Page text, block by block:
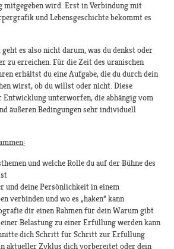
mitgegeben wird. Erst in Verbindung mit
und Lebensgeschichte bekommt es
es also nicht darum, was du denkst oder
zu erreichen. Für die Zeit des uranischen
erhältst du eine Aufgabe, die du durch dein
wirst, ob du willst oder nicht. Diese
unterworfen, die abhängig vom
äußeren Bedingungen sehr individuell
und welche Rolle du auf der Bühne des
und deine Persönlichkeit in einem
verbinden und wo es „haken“ kann
dir einen Rahmen für dein Warum gibt
Belastung zu einer Erfüllung werden kann
dich Schritt für Schritt zur Erfüllung
aktueller Zyklus dich vorbereitet oder dein